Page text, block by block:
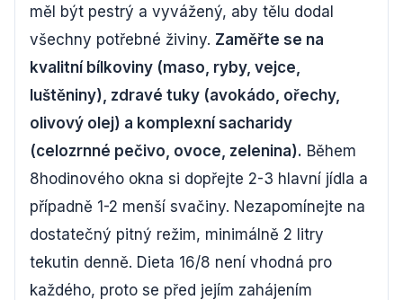
měl být pestrý a vyvážený, aby tělu dodal
všechny potřebné živiny. Zaměřte se na
kvalitní bílkoviny (maso, ryby, vejce,
luštěniny), zdravé tuky (avokádo, ořechy,
olivový olej) a komplexní sacharidy
(celozrnné pečivo, ovoce, zelenina). Během
8hodinového okna si dopřejte 2-3 hlavní jídla a
případně 1-2 menší svačiny. Nezapomínejte na
dostatečný pitný režim, minimálně 2 litry
tekutin denně. Dieta 16/8 není vhodná pro
každého, proto se před jejím zahájením